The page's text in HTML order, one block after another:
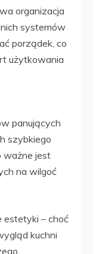
organizacja
systemów
porządek, co
użytkowania
panujących
szybkiego
ważne jest
na wilgoć
estetyki – choć
kuchni